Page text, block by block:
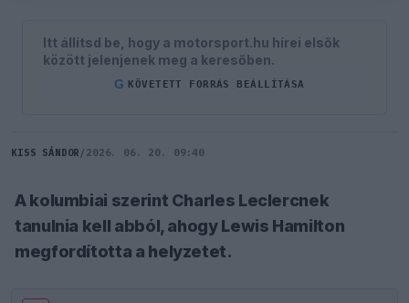
Itt állítsd be, hogy a motorsport.hu hírei elsők
között jelenjenek meg a keresőben.
G KÖVETETT FORRÁS BEÁLLÍTÁSA
KISS SÁNDOR / 2026. 06. 20. 09:40
A kolumbiai szerint Charles Leclercnek
tanulnia kell abból, ahogy Lewis Hamilton
megfordította a helyzetet.